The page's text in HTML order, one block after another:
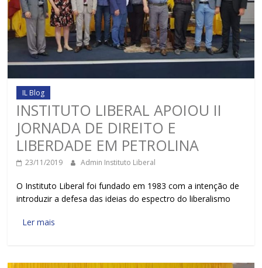
IL Blog
INSTITUTO LIBERAL APOIOU II
JORNADA DE DIREITO E
LIBERDADE EM PETROLINA
23/11/2019 Admin Instituto Liberal
O Instituto Liberal foi fundado em 1983 com a intenção de
introduzir a defesa das ideias do espectro do liberalismo
Ler mais